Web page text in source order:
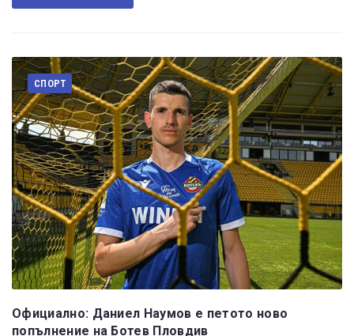
СПОРТ
Официално: Даниел Наумов е петото ново
попълнение на Ботев Пловдив